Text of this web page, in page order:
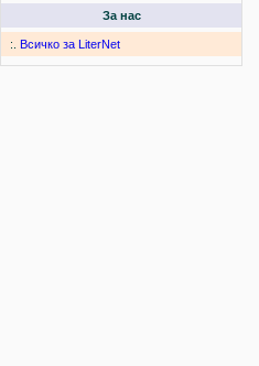
За нас
:. Всичко за LiterNet